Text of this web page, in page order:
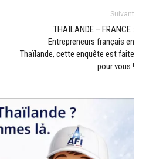
Suivant
THAÏLANDE – FRANCE :
Entrepreneurs français en
Thaïlande, cette enquête est faite
pour vous !